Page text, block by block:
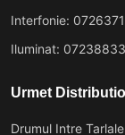
Interfonie:
Iluminat:
Urmet
Drumul Intre